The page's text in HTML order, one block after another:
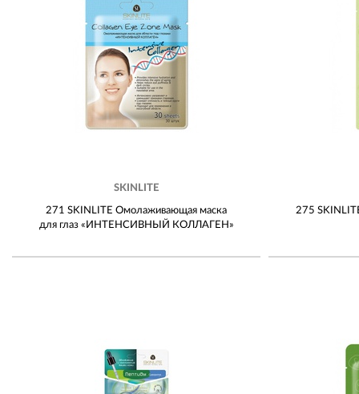
SKINLITE
271 SKINLITE Омолаживающая маска
для глаз «ИНТЕНСИВНЫЙ КОЛЛАГЕН»
275